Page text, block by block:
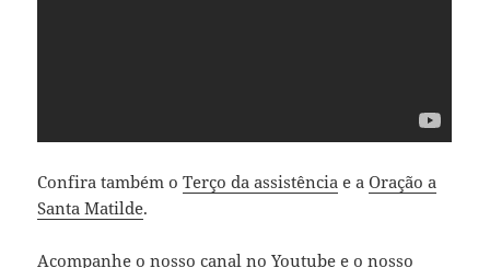
Confira também oTerço da assistência e aOração a
Santa Matilde.
Acompanhe o nosso canal noYoutube e o nosso